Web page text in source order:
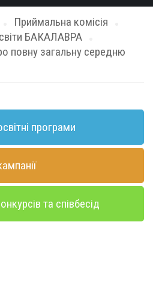
Приймальна комісія
БАКАЛАВРА
повну загальну середню
програми
та співбесід